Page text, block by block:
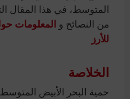
المتوسط، في هذا المقال
من النصائح و المعلومات
للأرز
الخلاصة
حمية البحر الأبيض